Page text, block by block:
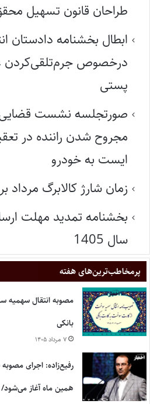
طراحان قانون تسهیل
ابطال بخشنامه دادستان
درخصوص جرم‌تلقی‌کردن
پستی
صورتجلسه نشست قضایی
مجروح شدن راننده در
ایست به خودرو
زمان شارژ کالابرگ
بخشنامه تمدید مهلت
سال 1405
پر‌مخاطب‌ترین‌های هفته
مصوبه انتقال
بانکی
۷ مرداد ۱۴۰۵
رفیع‌زاده: اجرای
همین ماه آغاز می‌شود/